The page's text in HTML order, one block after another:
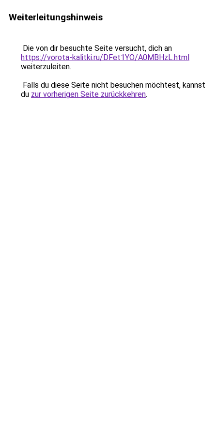
Weiterleitungshinweis
Die von dir besuchte Seite versucht, dich an
https://vorota-kalitki.ru/DFet1YO/A0MBHzL.html
weiterzuleiten.
Falls du diese Seite nicht besuchen möchtest, kannst
du zur vorherigen Seite zurückkehren.